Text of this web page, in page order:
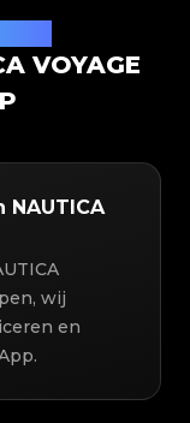
VOYAGE
wij
en